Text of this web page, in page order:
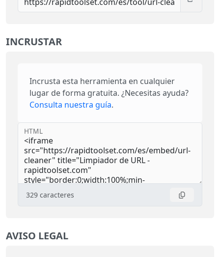
INCRUSTAR
Incrusta esta herramienta en cualquier
lugar de forma gratuita. ¿Necesitas ayuda?
Consulta nuestra guía.
HTML
329 caracteres
AVISO LEGAL